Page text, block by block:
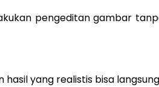
pengeditan gambar
yang realistis bisa